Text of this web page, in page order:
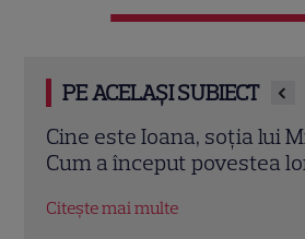
PE ACELAȘI SUBIECT
Valerie Lungu se mărită!
căsătorie de film în
Primele imagini cu inelul